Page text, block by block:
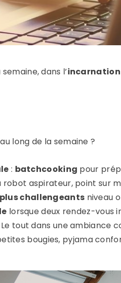
dans l’incarnation
long de la semaine ?
: batchcooking pour
robot aspirateur, point sur
challengeants niveau
lorsque deux rendez-vous
Le tout dans une ambiance
bougies, pyjama